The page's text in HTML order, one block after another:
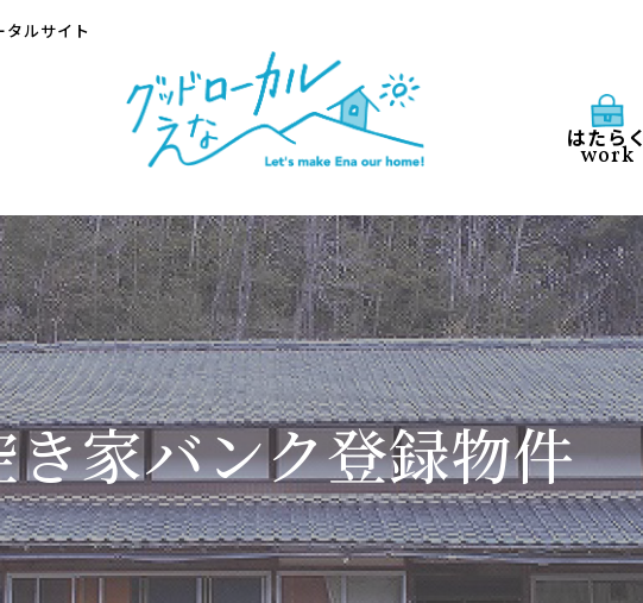
タルサイト
はたらく
work
き家バンク登録物件